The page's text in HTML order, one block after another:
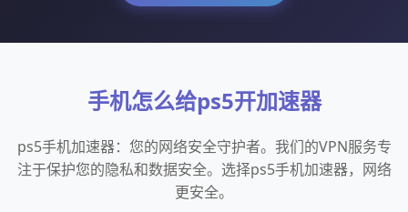
手机怎么给ps5开加速器
ps5手机加速器：您的网络安全守护者。我们的VPN服务专
注于保护您的隐私和数据安全。选择ps5手机加速器，网络
更安全。